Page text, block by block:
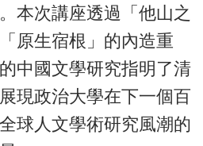
本次講座透過「他山之
原生宿根」的內造重
中國文學研究指明了清
現政治大學在下一個百
球人文學術研究風潮的